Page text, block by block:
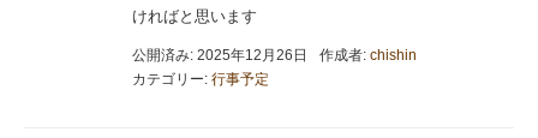
ければと思います
公開済み: 2025年12月26日 作成者: chishin
カテゴリー: 行事予定